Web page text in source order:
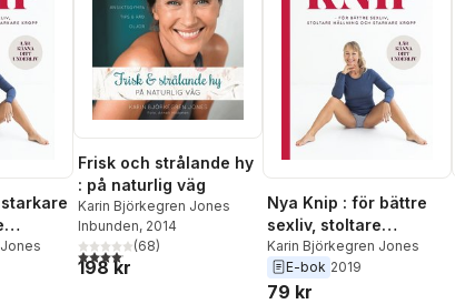
sex
Totalt antal röster:
Frisk och strålande hy
: på naturlig väg
Karin Björkegren Jones
Inbunden, 2014
4,1utav 5 stjärnor. Totalt antal röster:
(68)
198 kr
Nya Knip : för bättre
sexliv, stoltare
hållning och starkare
kropp
Karin Björkegren Jones
E-bok 2019
79 kr